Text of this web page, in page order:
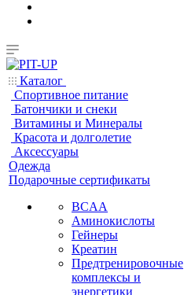
Каталог
Спортивное питание
Батончики и снеки
Витамины и Минералы
Красота и долголетие
Аксессуары
Одежда
Подарочные сертификаты
BCAA
Аминокислоты
Гейнеры
Креатин
Предтренировочные
комплексы и
энергетики